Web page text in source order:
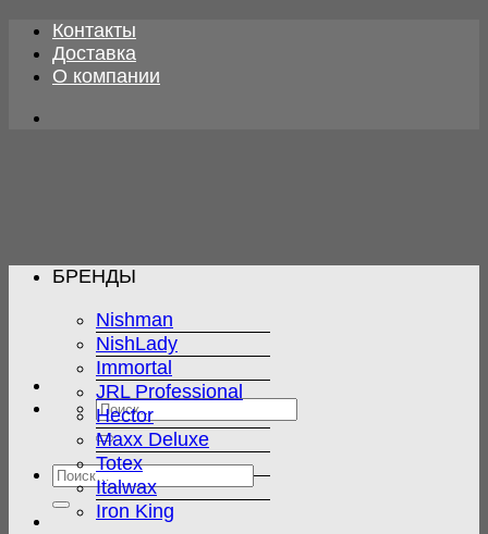
Skip
content
Контакты
Доставка
О компании
Искать:
Искать:
БРЕНДЫ
Nishman
NishLady
Immortal
JRL Professional
Hector
Maxx Deluxe
Totex
Italwax
Iron King